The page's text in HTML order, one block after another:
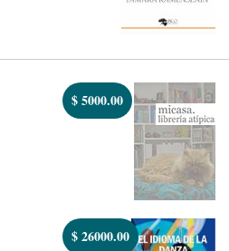
$5000.00
$26000.00